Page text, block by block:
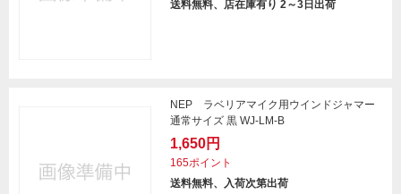
送料無料、店在庫有り 2～3日出荷
NEP ラベリアマイク用ウインドジャマー
通常サイズ 黒 WJ-LM-B
1,650円
165ポイント
送料無料、入荷次第出荷